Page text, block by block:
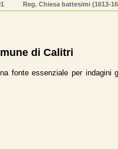
Reg. Chiesa battesimi (1613-
di Calitri
fonte essenziale per indagini